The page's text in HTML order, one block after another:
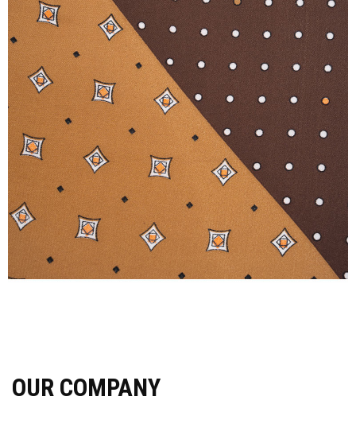
OUR COMPANY